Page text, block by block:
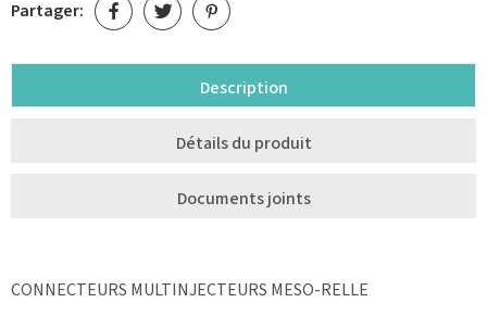
Partager:
Description
Détails du produit
Documents joints
CONNECTEURS MULTINJECTEURS MESO-RELLE